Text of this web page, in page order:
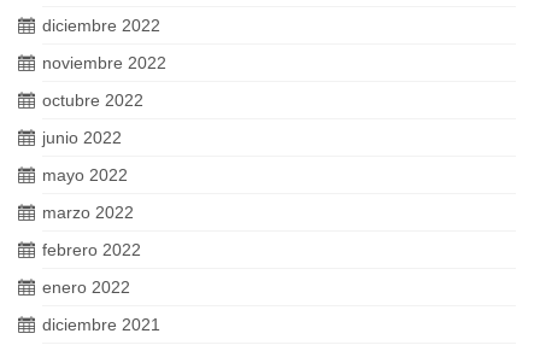
diciembre 2022
noviembre 2022
octubre 2022
junio 2022
mayo 2022
marzo 2022
febrero 2022
enero 2022
diciembre 2021